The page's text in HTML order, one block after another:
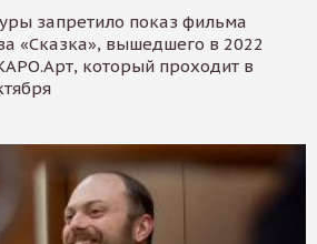
запретило показ фильма
«Сказка», вышедшего в 2022
который проходит в